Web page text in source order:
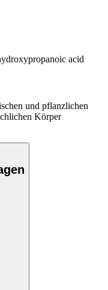
acid
und pflanzlichen
Körper